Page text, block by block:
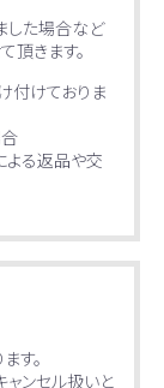
した場合など
頂きます。
付けておりま
る返品や交
す。
ンセル扱いと